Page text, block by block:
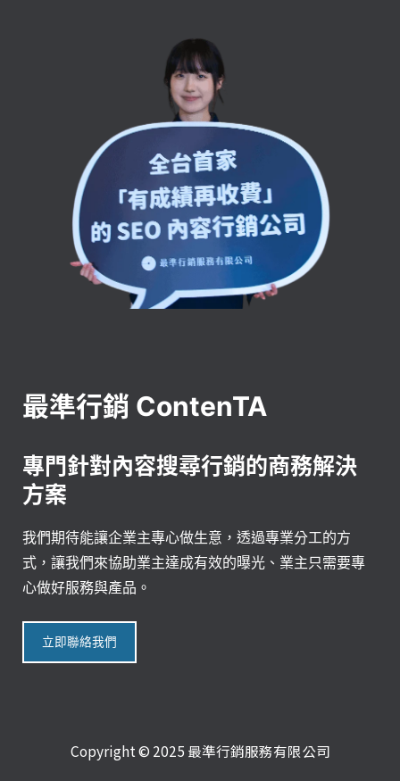
最準行銷 ContenTA
專門針對內容搜尋行銷的商務解決
方案
我們期待能讓企業主專心做生意，透過專業分工的方
式，讓我們來協助業主達成有效的曝光、業主只需要專
心做好服務與產品。
立即聯絡我們
Copyright © 2025 最準行銷服務有限公司